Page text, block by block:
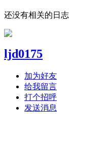
还没有相关的日志
ljd0175
加为好友
给我留言
打个招呼
发送消息